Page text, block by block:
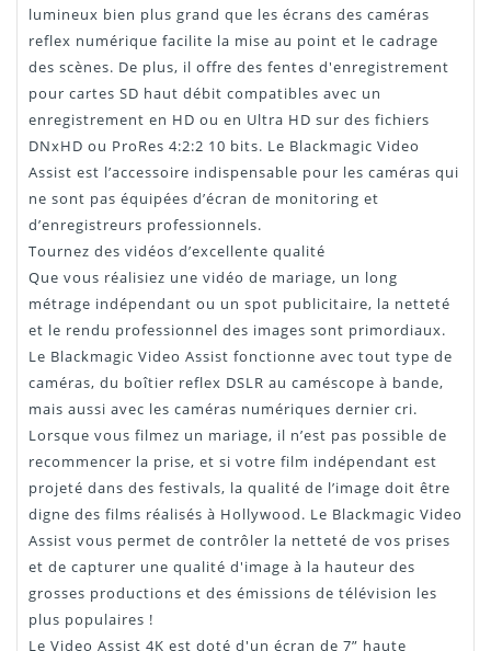
lumineux bien plus grand que les écrans des caméras
reflex numérique facilite la mise au point et le cadrage
des scènes. De plus, il offre des fentes d'enregistrement
pour cartes SD haut débit compatibles avec un
enregistrement en HD ou en Ultra HD sur des fichiers
DNxHD ou ProRes 4:2:2 10 bits. Le Blackmagic Video
Assist est l’accessoire indispensable pour les caméras qui
ne sont pas équipées d’écran de monitoring et
d’enregistreurs professionnels.
Tournez des vidéos d’excellente qualité
Que vous réalisiez une vidéo de mariage, un long
métrage indépendant ou un spot publicitaire, la netteté
et le rendu professionnel des images sont primordiaux.
Le Blackmagic Video Assist fonctionne avec tout type de
caméras, du boîtier reflex DSLR au caméscope à bande,
mais aussi avec les caméras numériques dernier cri.
Lorsque vous filmez un mariage, il n’est pas possible de
recommencer la prise, et si votre film indépendant est
projeté dans des festivals, la qualité de l’image doit être
digne des films réalisés à Hollywood. Le Blackmagic Video
Assist vous permet de contrôler la netteté de vos prises
et de capturer une qualité d'image à la hauteur des
grosses productions et des émissions de télévision les
plus populaires !
Le Video Assist 4K est doté d'un écran de 7” haute